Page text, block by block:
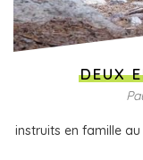
DEUX
instruits en famille